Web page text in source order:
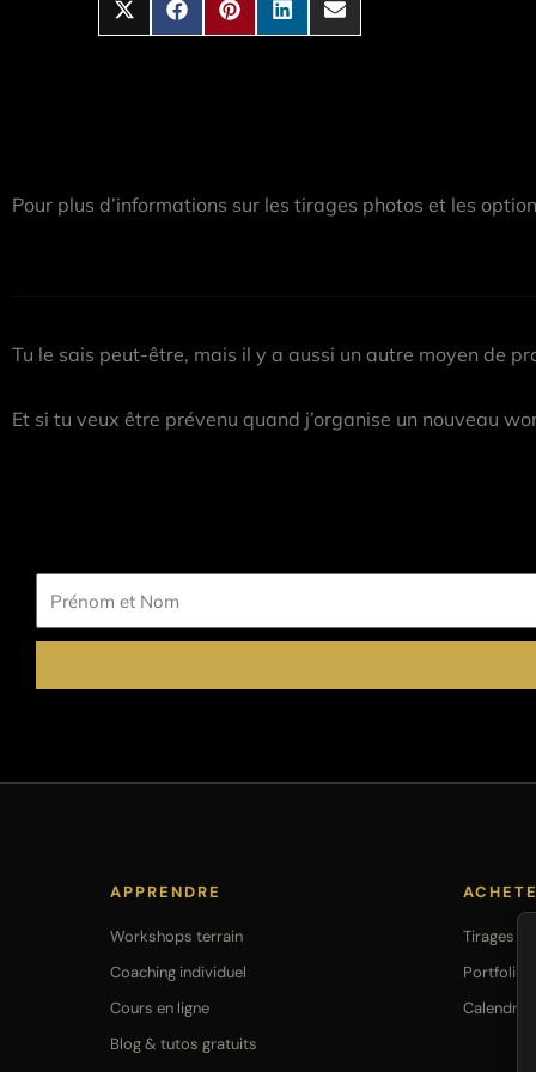
Pour plus d’informations sur les tirages photos et les
Tu le sais peut-être, mais il y a aussi un autre moyen de
Et si tu veux être prévenu quand j’organise un nouveau
Prénom
APPRENDRE
Workshops terrain
Coaching individuel
Cours en ligne
Blog & tutos gratuits
Tirages
Portfolio